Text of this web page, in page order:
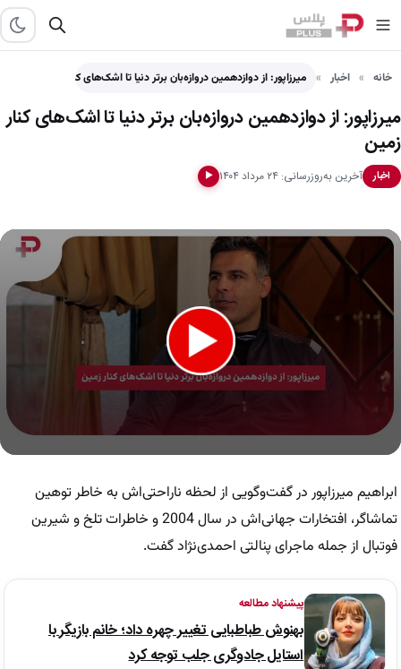
خانه اخبار میرزاپور: از دوازدهمین دروازه‌بان برتر دنیا تا اشک‌های کنار زمین
میرزاپور: از دوازدهمین دروازه‌بان برتر دنیا تا اشک‌های کنار
زمین
اخبار آخرین به‌روزرسانی: ۲۴ مرداد ۱۴۰۴ ▶
minutes,
ابراهیم میرزاپور در گفت‌وگویی از لحظه ناراحتی‌اش به خاطر توهین
تماشاگر، افتخارات جهانی‌اش در سال 2004 و خاطرات تلخ و شیرین
فوتبال از جمله ماجرای پنالتی احمدی‌نژاد گفت.
پیشنهاد مطالعه
بهنوش طباطبایی تغییر چهره داد؛ خانم بازیگر با
استایل جادوگری جلب توجه کرد